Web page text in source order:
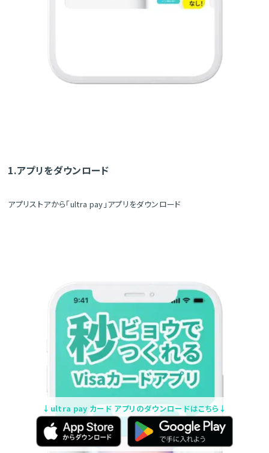
1.アプリをダウンロード
アプリストアから「ultra pay」アプリをダウンロード
↓ultra pay カード アプリのダウンロードはこちら↓